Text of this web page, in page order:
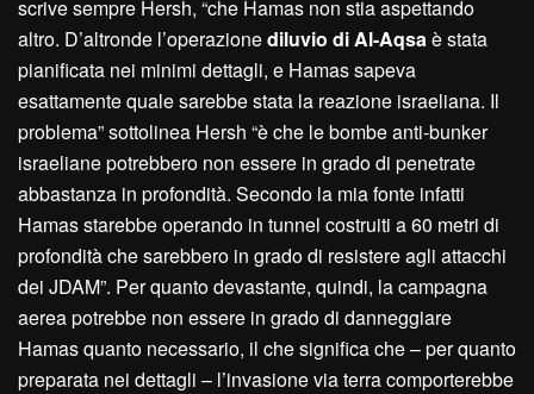
scrive sempre Hersh, “che Hamas non stia aspettando
altro. D’altronde l’operazionediluvio di Al-Aqsaè stata
pianificata nei minimi dettagli, e Hamas sapeva
esattamente quale sarebbe stata la reazione israeliana. Il
problema” sottolinea Hersh “è che le bombe anti-bunker
israeliane potrebbero non essere in grado di penetrate
abbastanza in profondità. Secondo la mia fonte infatti
Hamas starebbe operando in tunnel costruiti a 60 metri di
profondità che sarebbero in grado di resistere agli attacchi
dei JDAM”. Per quanto devastante, quindi, la campagna
aerea potrebbe non essere in grado di danneggiare
Hamas quanto necessario, il che significa che – per quanto
preparata nei dettagli – l’invasione via terra comporterebbe